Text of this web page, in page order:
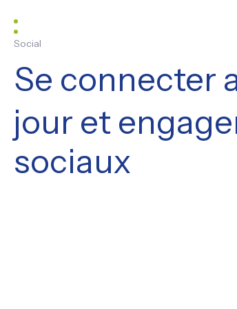
Social
Se connecter
jour et
sociaux